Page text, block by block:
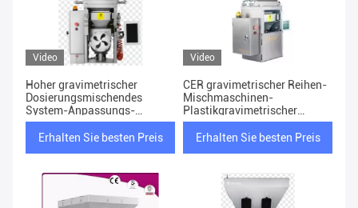
Video
Hoher gravimetrischer
Dosierungsmischendes
System-Anpassungs-
Algorithmus der Präzisions-
0.6kw
Erhalten Sie besten Preis
Video
CER gravimetrischer Reihen-
Mischmaschinen-
Plastikgravimetrischer
Mischer für Film-Produktion
Erhalten Sie besten Preis